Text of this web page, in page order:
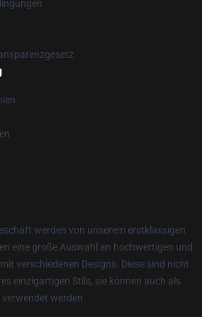
werden von unserem erstklassigen
eine große Auswahl an hochwertigen und
verschiedenen Designs. Diese sind nicht
einzigartigen Stils, sie können auch als
werden.